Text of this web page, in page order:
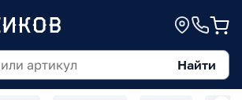
Найти